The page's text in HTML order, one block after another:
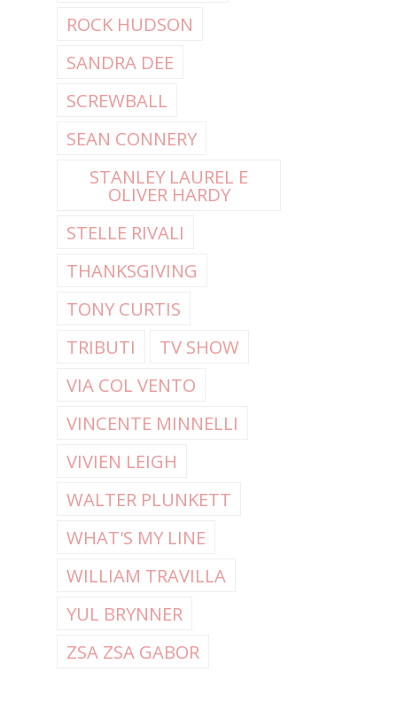
ROCK HUDSON
SANDRA DEE
SCREWBALL
SEAN CONNERY
STANLEY LAUREL E
OLIVER HARDY
STELLE RIVALI
THANKSGIVING
TONY CURTIS
TRIBUTI
TV SHOW
VIA COL VENTO
VINCENTE MINNELLI
VIVIEN LEIGH
WALTER PLUNKETT
WHAT'S MY LINE
WILLIAM TRAVILLA
YUL BRYNNER
ZSA ZSA GABOR